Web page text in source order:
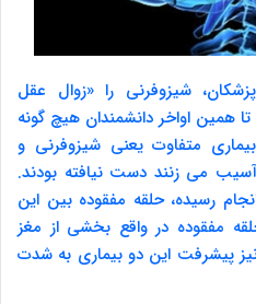
شیزوفرنی را «زوال عقل
همین اواخر دانشمندان هیچ گونه
متفاوت یعنی شیزوفرنی و
می زنند دست نیافته بودند.
رسیده، حلقه مفقوده بین این
مفقوده در واقع بخشی از مغز
پیشرفت این دو بیماری به شدت